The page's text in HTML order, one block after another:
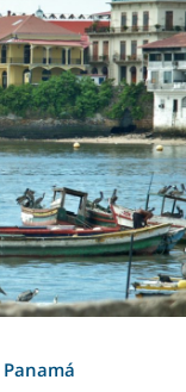
Panamá